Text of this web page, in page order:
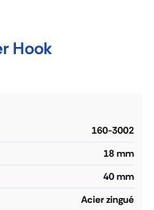
Hook
160-3002
18 mm
40 mm
Acier zingué